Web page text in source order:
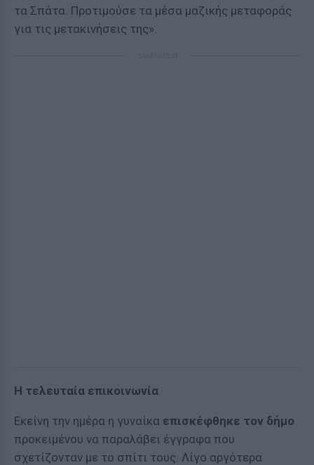
τα Σπάτα. Προτιμούσε τα μέσα μαζικής μεταφοράς
για τις μετακινήσεις της».
Η τελευταία επικοινωνία
Εκείνη την ημέρα η γυναίκα επισκέφθηκε τον δήμο
προκειμένου να παραλάβει έγγραφα που
σχετίζονταν με το σπίτι τους. Λίγο αργότερα